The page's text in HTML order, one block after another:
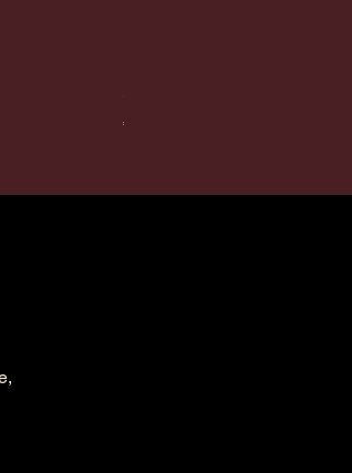
Survivor Chardonnay
Prijs
€ 17,95